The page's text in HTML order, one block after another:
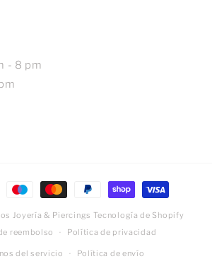
- 8 pm
Joyería & Piercings Tecnología de Shopify
reembolso
Política de privacidad
del servicio Política de envío